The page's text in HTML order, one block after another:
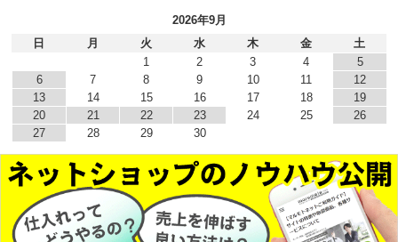
2026年9月
日
月 火 水 木 金
土
1
2 3 4
5
6
7 8 9 10 11
12
13
14 15 16 17 18
19
20
21 22 23 24 25
26
27
28 29 30